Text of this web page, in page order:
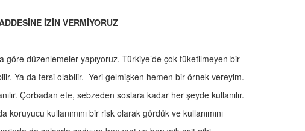
İZİN VERMİYORUZ
düzenlemeler yapıyoruz. Türkiye’de çok tüketilmeyen bir
Ya da tersi olabilir. Yeri gelmişken hemen bir örnek vereyim.
Çorbadan ete, sebzeden soslara kadar her şeyde kullanılır.
kullanımını bir risk olarak gördük ve kullanımını